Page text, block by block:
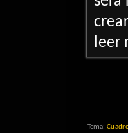
leer
Tema: